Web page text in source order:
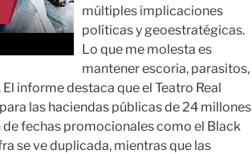
múltiples implicaciones
políticas y geoestratégicas.
Lo que me molesta es
mantener escoria, parasitos,
informe destaca que el Teatro Real
las haciendas públicas de 24 millones
de fechas promocionales como el Black
se ve duplicada, mientras que las